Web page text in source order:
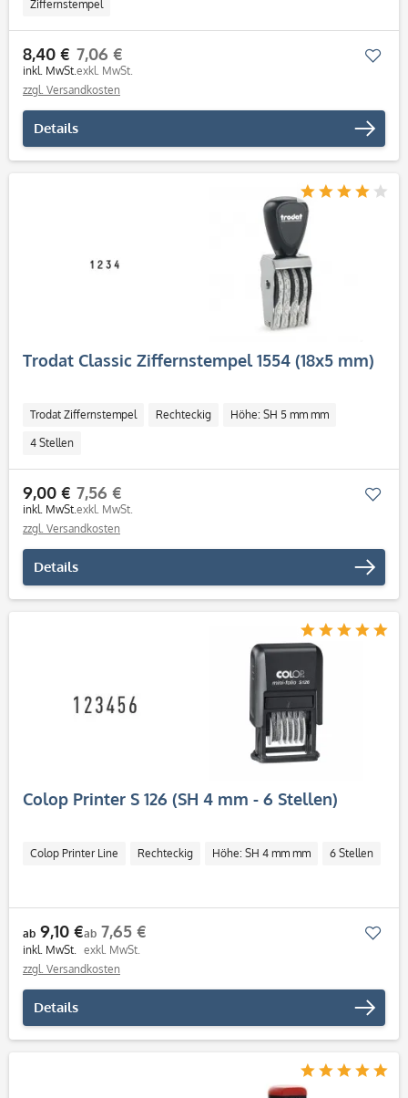
Ziffernstempel
8,40 €
inkl. MwSt.
7,06 €
exkl. MwSt.
zzgl. Versandkosten
Details
Trodat Classic Ziffernstempel 1554 (18x5 mm)
Trodat Ziffernstempel Rechteckig Höhe: SH 5 mm mm
4 Stellen
9,00 €
inkl. MwSt.
7,56 €
exkl. MwSt.
zzgl. Versandkosten
Details
Colop Printer S 126 (SH 4 mm - 6 Stellen)
Colop Printer Line Rechteckig Höhe: SH 4 mm mm 6 Stellen
ab 9,10 €
inkl. MwSt.
ab 7,65 €
exkl. MwSt.
zzgl. Versandkosten
Details